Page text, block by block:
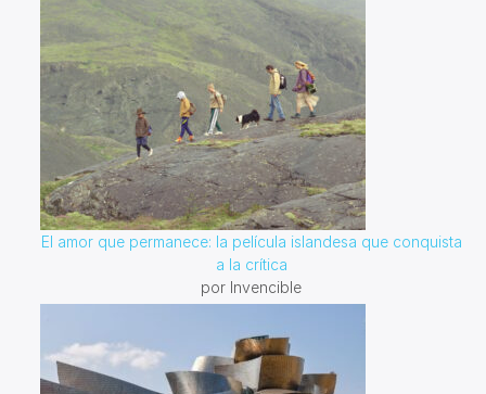
El amor que permanece: la película islandesa que conquista
a la crítica
por Invencible